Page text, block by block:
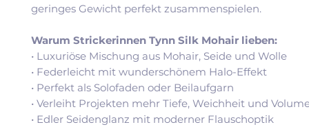
geringes Gewicht perfekt zusammenspielen.
Warum Strickerinnen Tynn Silk Mohair lieben:
• Luxuriöse Mischung aus Mohair, Seide und Wolle
• Federleicht mit wunderschönem Halo-Effekt
• Perfekt als Solofaden oder Beilaufgarn
• Verleiht Projekten mehr Tiefe, Weichheit und
• Edler Seidenglanz mit moderner Flauschoptik